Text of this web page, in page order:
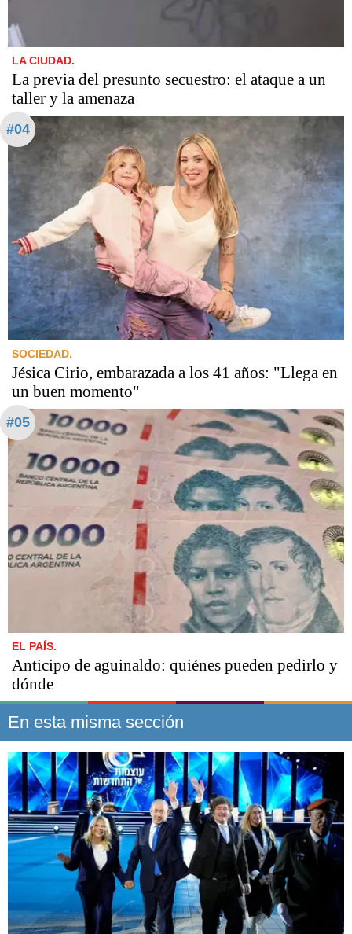
LA CIUDAD.
La previa del presunto secuestro: el ataque a un
taller y la amenaza
#04
SOCIEDAD.
Jésica Cirio, embarazada a los 41 años: "Llega en
un buen momento"
#05
EL PAÍS.
Anticipo de aguinaldo: quiénes pueden pedirlo y
dónde
En esta misma sección